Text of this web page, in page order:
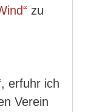
zu
erfuhr ich
Verein